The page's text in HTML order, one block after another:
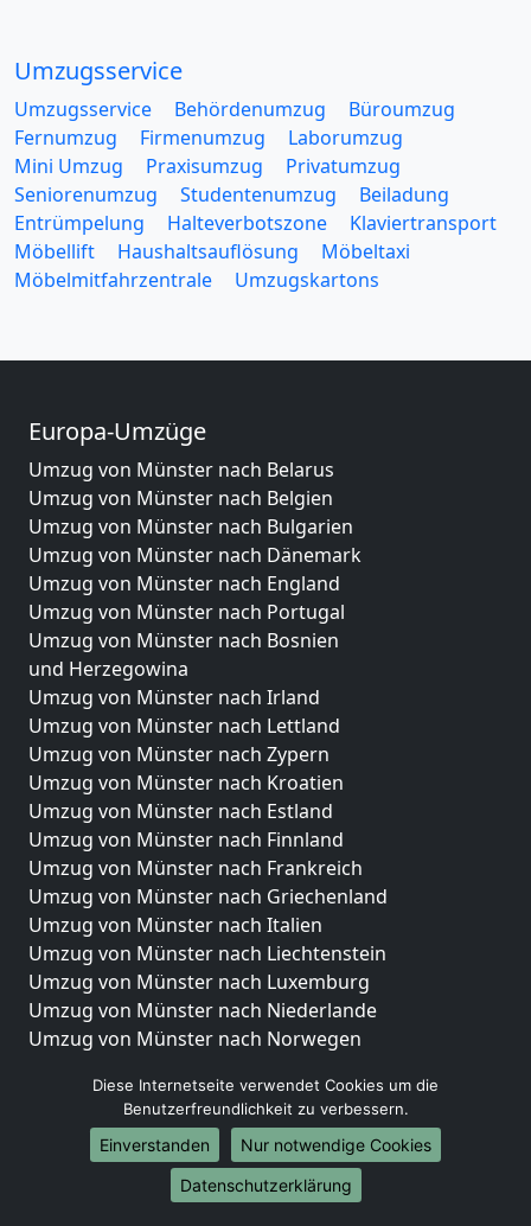
Umzugsservice
Umzugsservice Behördenumzug
Büroumzug
Fernumzug
Firmenumzug
Laborumzug
Mini Umzug
Praxisumzug
Privatumzug
Seniorenumzug
Studentenumzug
Beiladung
Entrümpelung
Halteverbotszone
Klaviertransport
Möbellift
Haushaltsauflösung
Möbeltaxi
Möbelmitfahrzentrale
Umzugskartons
Europa-Umzüge
Umzug von Münster nach Belarus
Umzug von Münster nach Belgien
Umzug von Münster nach Bulgarien
Umzug von Münster nach Dänemark
Umzug von Münster nach England
Umzug von Münster nach Portugal
Umzug von Münster nach Bosnien
und Herzegowina
Umzug von Münster nach Irland
Umzug von Münster nach Lettland
Umzug von Münster nach Zypern
Umzug von Münster nach Kroatien
Umzug von Münster nach Estland
Umzug von Münster nach Finnland
Umzug von Münster nach Frankreich
Umzug von Münster nach Griechenland
Umzug von Münster nach Italien
Umzug von Münster nach Liechtenstein
Umzug von Münster nach Luxemburg
Umzug von Münster nach Niederlande
Umzug von Münster nach Norwegen
Umzüge-Deutschlandweit
Umzug von Münster nach Berlin
Umzug von Münster nach Hamburg
Umzug von Münster nach München
Umzug von Münster nach Köln
Diese Internetseite verwendet Cookies um die
Benutzerfreundlichkeit zu verbessern.
Einverstanden
Nur notwendige Cookies
Datenschutzerklärung